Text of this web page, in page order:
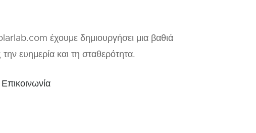
έχουμε δημιουργήσει μια βαθιά
ευημερία και τη σταθερότητα.
Επικοινωνία